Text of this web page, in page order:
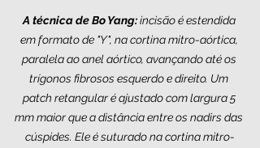
A técnica de Bo Yang: incisão é estendida
em formato de "Y", na cortina mitro-aórtica,
paralela ao anel aórtico, avançando até os
trígonos fibrosos esquerdo e direito. Um
patch retangular é ajustado com largura 5
mm maior que a distância entre os nadirs das
cúspides. Ele é suturado na cortina mitro-